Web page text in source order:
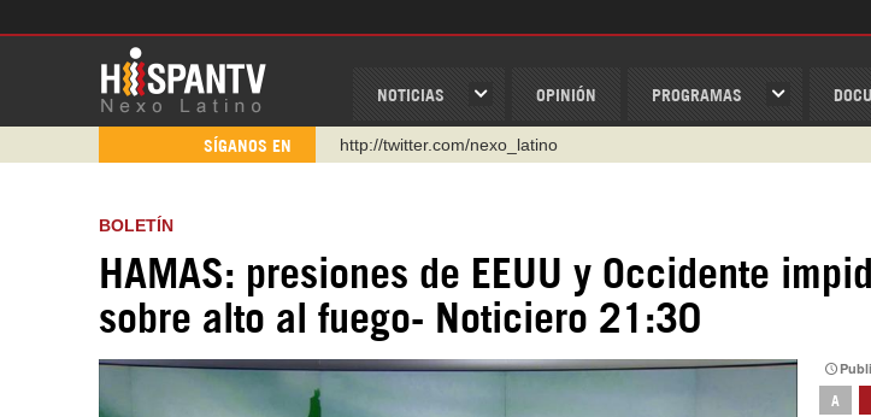
NOTICIAS OPINIÓN PROGRAMAS
SÍGANOS EN
http://twitter.com/nexo_latino
Instagram como: hispan_tv
https://www.facebook.com/Nexolatino.Canal
https://www.youtube.com/@nexo_latino
BOLETÍN
HAMAS: presiones de EEUU y Occidente
sobre alto al fuego- Noticiero 21:30
A